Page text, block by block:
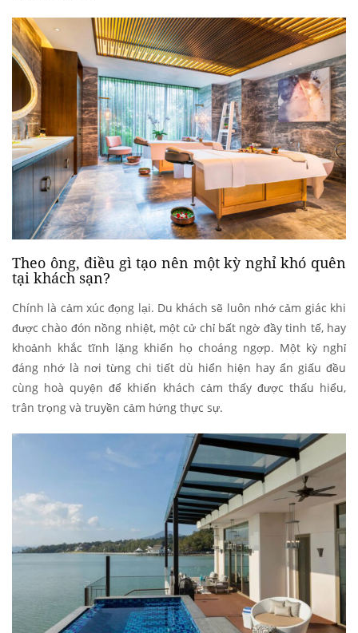
Theo ông, điều gì tạo nên một kỳ nghỉ khó quên
tại khách sạn?
Chính là cảm xúc đọng lại. Du khách sẽ luôn nhớ cảm giác khi
được chào đón nồng nhiệt, một cử chỉ bất ngờ đầy tinh tế, hay
khoảnh khắc tĩnh lặng khiến họ choáng ngợp. Một kỳ nghỉ
đáng nhớ là nơi từng chi tiết dù hiển hiện hay ẩn giấu đều
cùng hoà quyện để khiến khách cảm thấy được thấu hiểu,
trân trọng và truyền cảm hứng thực sự.